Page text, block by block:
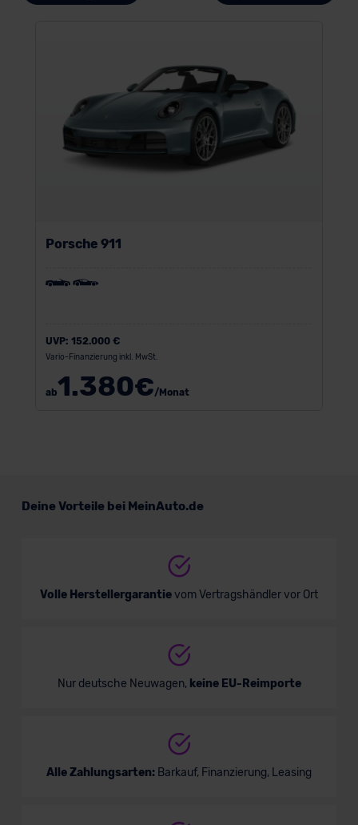
Porsche 911
UVP: 152.000 €
Vario-Finanzierung inkl. MwSt.
ab1.380€/Monat
Deine Vorteile bei MeinAuto.de
Volle Herstellergarantievom Vertragshändler vor Ort
Nur deutsche Neuwagen, keine EU-Reimporte
Alle Zahlungsarten: Barkauf, Finanzierung, Leasing